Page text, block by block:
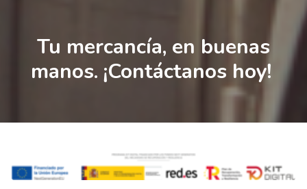
Tu mercancía, en buenas
manos. ¡Contáctanos hoy!